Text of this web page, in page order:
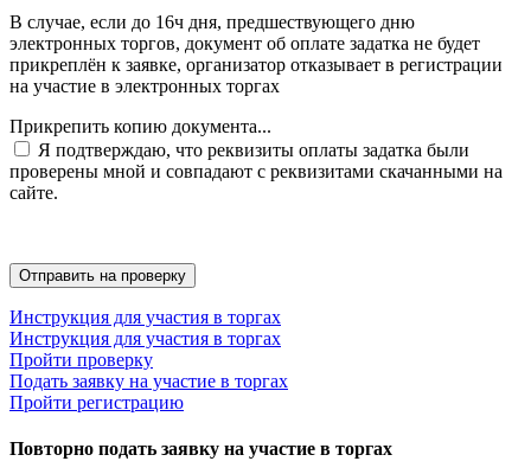
В случае, если до 16ч дня, предшествующего дню
электронных торгов, документ об оплате задатка не будет
прикреплён к заявке, организатор отказывает в регистрации
на участие в электронных торгах
Прикрепить копию документа...
Я подтверждаю, что реквизиты оплаты задатка были
проверены мной и совпадают с реквизитами скачанными на
сайте.
Инструкция для участия в торгах
Инструкция для участия в торгах
Пройти проверку
Подать заявку на участие в торгах
Пройти регистрацию
Повторно подать заявку на участие в торгах